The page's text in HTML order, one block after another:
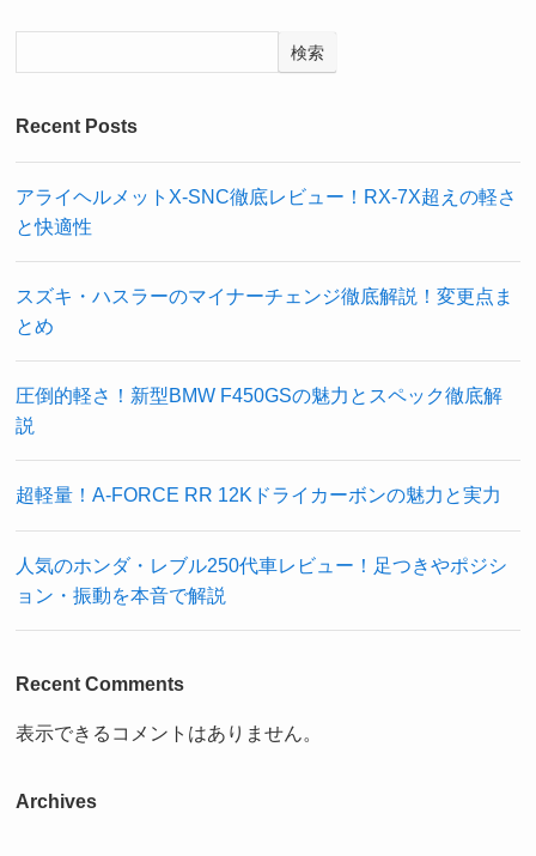
検索
Recent Posts
アライヘルメットX-SNC徹底レビュー！RX-7X超えの軽さ
と快適性
スズキ・ハスラーのマイナーチェンジ徹底解説！変更点ま
とめ
圧倒的軽さ！新型BMW F450GSの魅力とスペック徹底解
説
超軽量！A-FORCE RR 12Kドライカーボンの魅力と実力
人気のホンダ・レブル250代車レビュー！足つきやポジシ
ョン・振動を本音で解説
Recent Comments
表示できるコメントはありません。
Archives